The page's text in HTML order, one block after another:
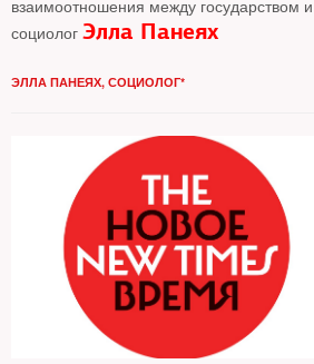
взаимоотношения между государством
социолог Элла Панеях
ЭЛЛА ПАНЕЯХ, СОЦИОЛОГ*